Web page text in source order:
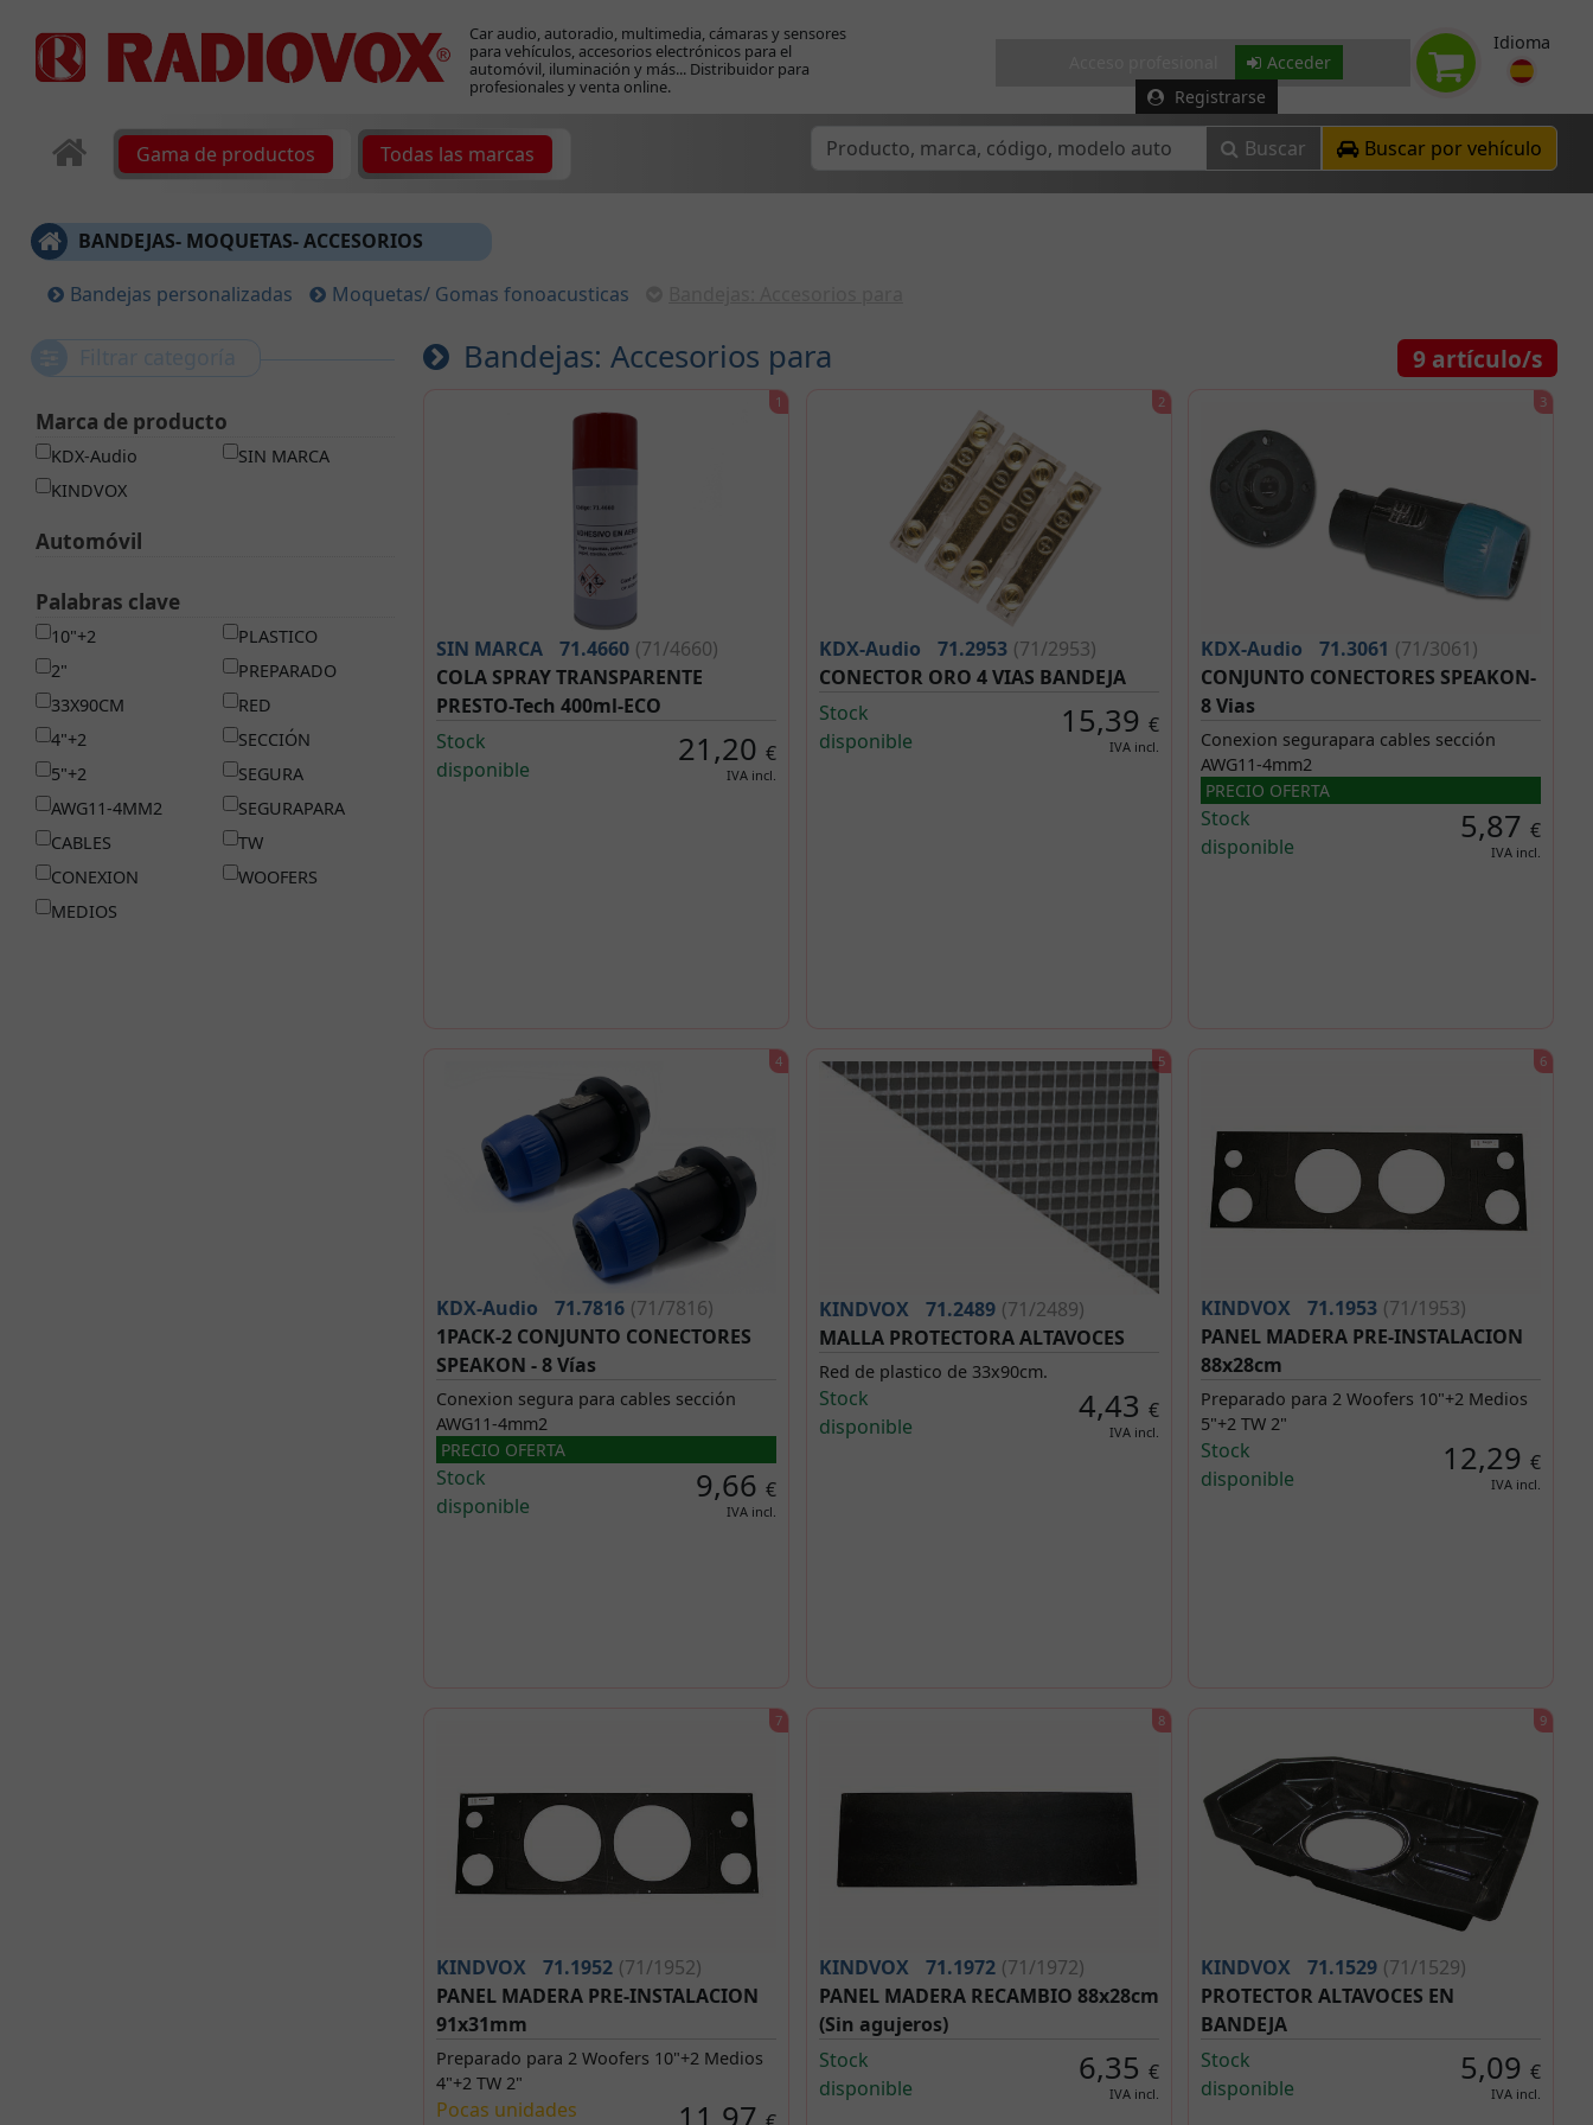
Car audio, autoradio, multimedia, cámaras y sensores
para vehículos, accesorios electrónicos para el
automóvil, iluminación y más... Distribuidor para
profesionales y venta online.
Acceder
Registrarse
Idioma
Gama de productos Todas las marcas Buscar Buscar por vehículo
BANDEJAS- MOQUETAS- ACCESORIOS
Bandejas personalizadas Moquetas/ Gomas fonoacusticas
Marca de producto
KDX-Audio
KINDVOX
SIN MARCA
Automóvil
Palabras clave
10"+2
2"
33X90CM
4"+2
5"+2
AWG11-4MM2
CABLES
CONEXION
MEDIOS
PLASTICO
PREPARADO
RED
SECCIÓN
SEGURA
SEGURAPARA
TW
WOOFERS
Bandejas: Accesorios para 9 artículo/s
SIN MARCA 71.4660 (71/4660)
COLA SPRAY TRANSPARENTE
PRESTO-Tech 400ml-ECO
Stock
disponible
21,20€
IVA incl.
KDX-Audio 71.2953 (71/2953)
CONECTOR ORO 4 VIAS BANDEJA
Stock
disponible
15,39 €
IVA incl.
KDX-Audio 71.3061 (71/3061)
CONJUNTO CONECTORES SPEAKON-
8 Vias
Conexion segurapara cables sección
AWG11-4mm2
PRECIO OFERTA
Stock
disponible
5,87€
IVA incl.
KDX-Audio 71.7816 (71/7816)
1PACK-2 CONJUNTO CONECTORES
SPEAKON - 8 Vías
Conexion segura para cables sección
AWG11-4mm2
PRECIO OFERTA
Stock
disponible
9,66€
IVA incl.
KINDVOX 71.2489 (71/2489)
MALLA PROTECTORA ALTAVOCES
Red de plastico de 33x90cm.
Stock
disponible
4,43 €
IVA incl.
KINDVOX 71.1953 (71/1953)
PANEL MADERA PRE-INSTALACION
88x28cm
Preparado para 2 Woofers 10"+2 Medios
5"+2 TW 2"
Stock
disponible
12,29€
IVA incl.
KINDVOX 71.1952 (71/1952)
PANEL MADERA PRE-INSTALACION
91x31mm
Preparado para 2 Woofers 10"+2 Medios
4"+2 TW 2"
Pocas unidades
KINDVOX 71.1972 (71/1972)
PANEL MADERA RECAMBIO 88x28cm
(Sin agujeros)
Stock
disponible
6,35 €
IVA incl.
KINDVOX 71.1529 (71/1529)
PROTECTOR ALTAVOCES EN
BANDEJA
Stock
disponible
5,09€
IVA incl.